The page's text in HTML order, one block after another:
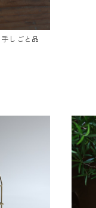
しごと品